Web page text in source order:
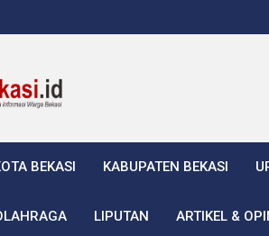
Bekasi
Bekasi
BEKASI KABUPATEN BEKASI
LIPUTAN ARTIKEL &